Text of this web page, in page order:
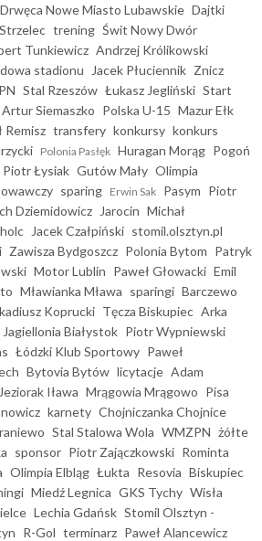
Drwęca Nowe Miasto Lubawskie Dajtki
trening Świt Nowy Dwór
Tunkiewicz Andrzej Królikowski
stadionu Jacek Płuciennik Znicz
Stal Rzeszów Łukasz Jegliński Start
Artur Siemaszko Polska U-15 Mazur Ełk
Remisz transfery konkursy konkurs
Polonia Pasłęk Huragan Morąg Pogoń
Piotr Łysiak Gutów Mały Olimpia
sparing Erwin Sak Pasym Piotr
Dziemidowicz Jarocin Michał
Jacek Czałpiński stomil.olsztyn.pl
Zawisza Bydgoszcz Polonia Bytom Patryk
Motor Lublin Paweł Głowacki Emil
Mławianka Mława sparingi Barczewo
Koprucki Tęcza Biskupiec Arka
Jagiellonia Białystok Piotr Wypniewski
Łódzki Klub Sportowy Paweł
Bytovia Bytów licytacje Adam
Jeziorak Iława Mrągowia Mrągowo Pisa
karnety Chojniczanka Chojnice
Stal Stalowa Wola WMZPN żółte
sponsor Piotr Zajączkowski Rominta
Olimpia Elbląg Łukta Resovia Biskupiec
Miedź Legnica GKS Tychy Wisła
Lechia Gdańsk Stomil Olsztyn -
R-Gol terminarz Paweł Alancewicz